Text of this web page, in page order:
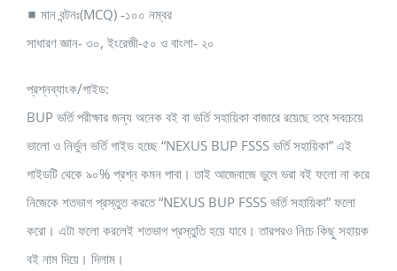
◼ মান বন্টনঃ(MCQ) -১০০ নম্বর
সাধারণ জ্ঞান- ৩০, ইংরেজী-৫০ ও বাংলা- ২০
প্রশ্নব্যাংক/গাইড:
BUP ভর্তি পরীক্ষার জন্য অনেক বই বা ভর্তি সহায়িকা বাজারে রয়েছে তবে সবচেয়ে
ভালো ও নির্ভুল ভর্তি গাইড হচ্ছে “NEXUS BUP FSSS ভর্তি সহায়িকা” এই
গাইডটি থেকে ৯০% প্রশ্ন কমন পাবা। তাই আজেবাজে ভুলে ভরা বই ফলো না করে
নিজেকে শতভাগ প্রস্তুত করতে “NEXUS BUP FSSS ভর্তি সহায়িকা” ফলো
করো। এটা ফলো করলেই শতভাগ প্রস্তুতি হয়ে যাবে। তারপরও নিচে কিছু সহায়ক
বই নাম দিয়ে। দিলাম।